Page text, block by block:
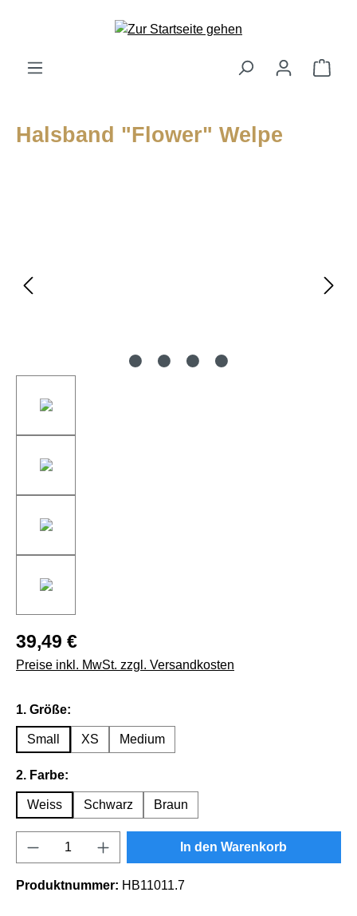
Halsband "Flower" Welpe
39,49 €
Preise inkl. MwSt. zzgl. Versandkosten
1. Größe:
Small XS Medium
2. Farbe:
Weiss Schwarz Braun
Produkt Anzahl: Gib den gewünschten
In den Warenkorb
Produktnummer: HB11011.7